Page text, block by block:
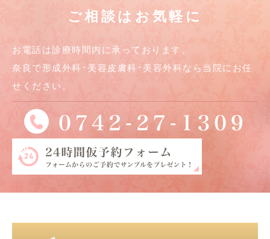
ご相談はお気軽に
お電話は診療時間内に承っております。
奈良で形成外科･美容皮膚科･美容外科なら当院にお任
せください。